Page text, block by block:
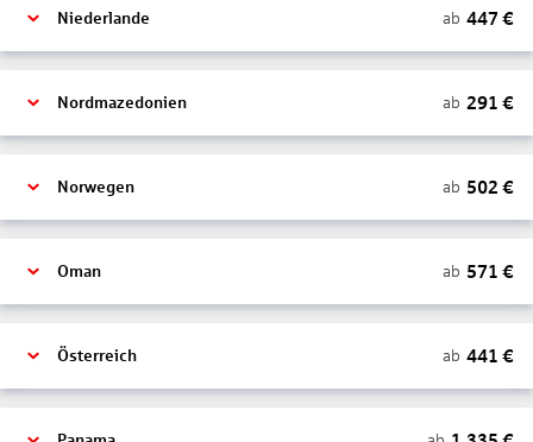
Niederlande ab 447 €
Nordmazedonien ab 291 €
Norwegen ab 502 €
Oman ab 571 €
Österreich ab 441 €